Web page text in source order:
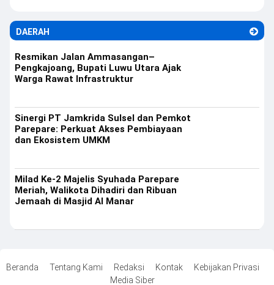
DAERAH
Resmikan Jalan Ammasangan–
Pengkajoang, Bupati Luwu Utara Ajak
Warga Rawat Infrastruktur
Sinergi PT Jamkrida Sulsel dan Pemkot
Parepare: Perkuat Akses Pembiayaan
dan Ekosistem UMKM
Milad Ke-2 Majelis Syuhada Parepare
Meriah, Walikota Dihadiri dan Ribuan
Jemaah di Masjid Al Manar
Beranda Tentang Kami Redaksi Kontak
Kebijakan Privasi
Media Siber